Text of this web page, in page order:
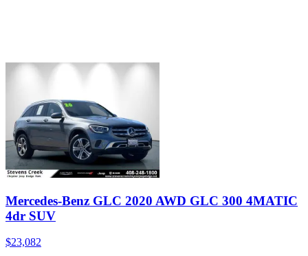
Mercedes-Benz GLC 2020 AWD GLC 300 4MATIC
4dr SUV
$23,082